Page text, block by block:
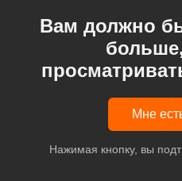
Вам должно
Мне
Нажимая кнопку, вы